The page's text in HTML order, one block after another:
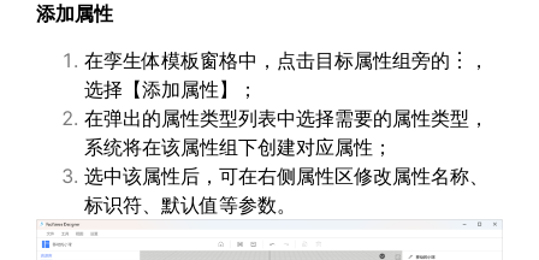
添加属性
在孪生体模板窗格中，点击目标属性组旁的︙，
选择【添加属性】；
在弹出的属性类型列表中选择需要的属性类型，
系统将在该属性组下创建对应属性；
选中该属性后，可在右侧属性区修改属性名称、
标识符、默认值等参数。